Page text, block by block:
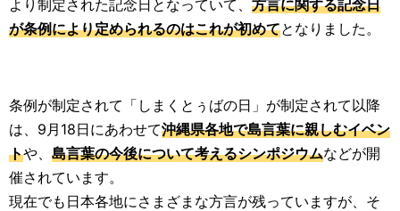
より制定された記念日となっていて、 方言に関する記念日
が条例により定められるのはこれが初めてとなりました。
条例が制定されて「しまくとぅばの日」が制定されて以降
は、9月18日にあわせて沖縄県各地で島言葉に親しむイベン
トや、 島言葉の今後について考えるシンポジウムなどが開
催されています。
現在でも日本各地にさまざまな方言が残っていますが、そ